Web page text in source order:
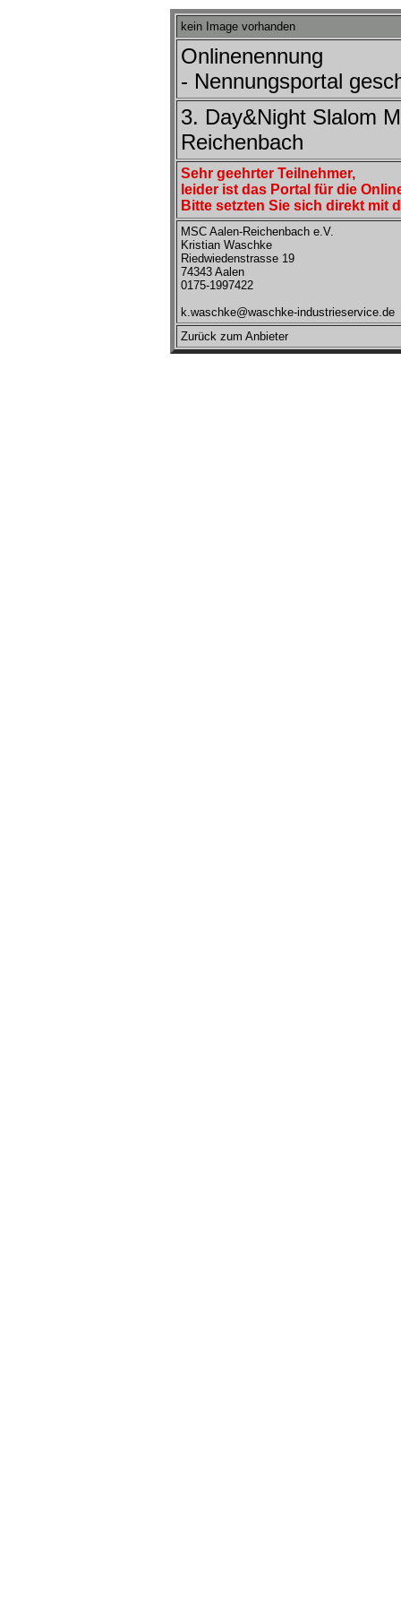
kein Image vorhanden
Onlinenennung
- Nennungsportal
3. Day&Night Slalom
Reichenbach
Sehr geehrter Teilnehmer,
leider ist das Portal für die
Bitte setzten Sie sich direkt mit
MSC Aalen-Reichenbach e.V.
Kristian Waschke
Riedwiedenstrasse 19
74343 Aalen
0175-1997422
k.waschke@waschke-industrieservice.de
Zurück zum Anbieter